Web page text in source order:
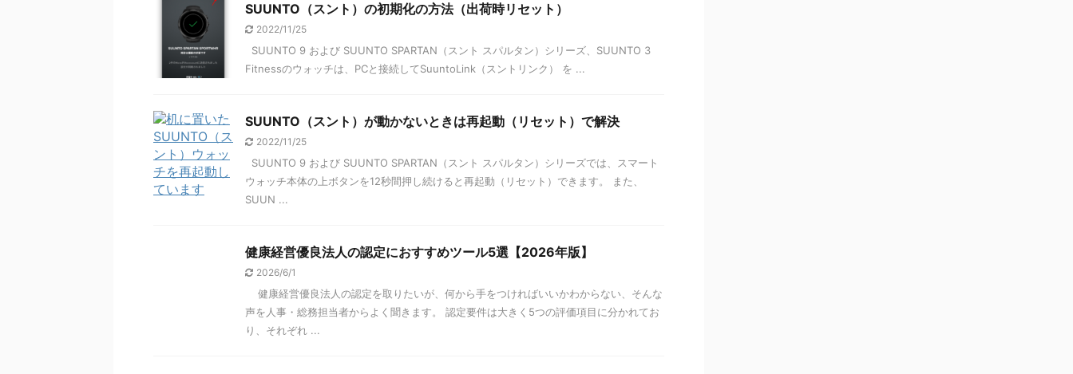
SUUNTO（スント）の初期化の方法（出荷時リセット）
2022/11/25
SUUNTO 9 および SUUNTO SPARTAN（スント スパルタン）シリーズ、SUUNTO 3
Fitnessのウォッチは、PCと接続してSuuntoLink（スントリンク） を ...
SUUNTO（スント）が動かないときは再起動（リセット）で解決
2022/11/25
SUUNTO 9 および SUUNTO SPARTAN（スント スパルタン）シリーズでは、スマート
ウォッチ本体の上ボタンを12秒間押し続けると再起動（リセット）できます。 また、
SUUN ...
健康経営優良法人の認定におすすめツール5選【2026年版】
2026/6/1
健康経営優良法人の認定を取りたいが、何から手をつければいいかわからない、そんな
声を人事・総務担当者からよく聞きます。 認定要件は大きく5つの評価項目に分かれてお
り、それぞれ ...